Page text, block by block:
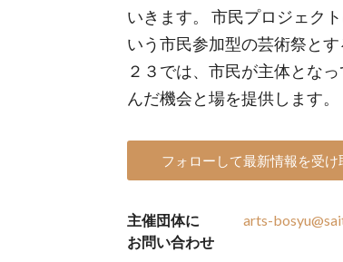
いきます。 市民プロジェク
いう市民参加型の芸術祭と
２３では、市民が主体とな
んだ機会と場を提供します。
フォローして最新情報を受け
主催団体に
お問い合わせ
arts-